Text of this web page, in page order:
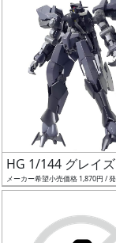
成
HG 1/144 グレイ
メーカー希望小売価格 1,870円 /